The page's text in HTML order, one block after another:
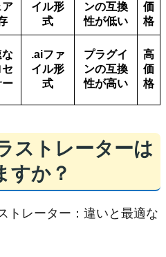
ア
イル形
式
ンの互換
性が低い
価
格
な
ー
.aiファ
イル形
式
プラグイ
ンの互換
性が高い
高
価
格
ストレーターは
すか？